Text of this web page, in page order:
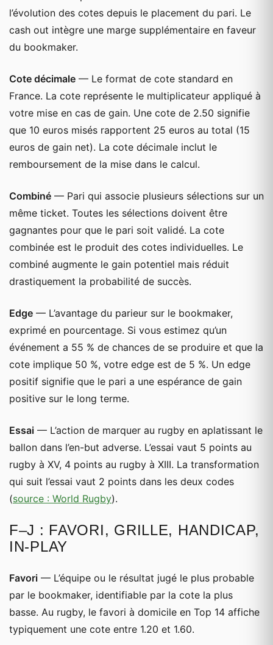
l’évolution des cotes depuis le placement du pari. Le
cash out intègre une marge supplémentaire en faveur
du bookmaker.
Cote décimale — Le format de cote standard en
France. La cote représente le multiplicateur appliqué à
votre mise en cas de gain. Une cote de 2.50 signifie
que 10 euros misés rapportent 25 euros au total (15
euros de gain net). La cote décimale inclut le
remboursement de la mise dans le calcul.
Combiné — Pari qui associe plusieurs sélections sur un
même ticket. Toutes les sélections doivent être
gagnantes pour que le pari soit validé. La cote
combinée est le produit des cotes individuelles. Le
combiné augmente le gain potentiel mais réduit
drastiquement la probabilité de succès.
Edge — L’avantage du parieur sur le bookmaker,
exprimé en pourcentage. Si vous estimez qu’un
événement a 55 % de chances de se produire et que la
cote implique 50 %, votre edge est de 5 %. Un edge
positif signifie que le pari a une espérance de gain
positive sur le long terme.
Essai — L’action de marquer au rugby en aplatissant le
ballon dans l’en-but adverse. L’essai vaut 5 points au
rugby à XV, 4 points au rugby à XIII. La transformation
qui suit l’essai vaut 2 points dans les deux codes
(source : World Rugby).
F–J : FAVORI, GRILLE, HANDICAP,
IN-PLAY
Favori — L’équipe ou le résultat jugé le plus probable
par le bookmaker, identifiable par la cote la plus
basse. Au rugby, le favori à domicile en Top 14 affiche
typiquement une cote entre 1.20 et 1.60.